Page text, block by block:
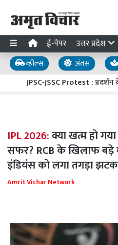
ई-पेपर उत्तर प्रदेश
व्हील्स अंतस
JPSC-JSSC Protest :
IPL 2026:क्या खत्म हो गया
सफर? RCB के खिलाफ
इंडियंस को लगा तगड़ा
Amrit Vichar Network